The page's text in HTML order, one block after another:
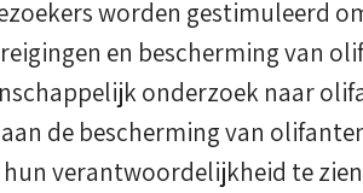
worden gestimuleerd
en bescherming van
onderzoek naar
de bescherming van
verantwoordelijkheid te